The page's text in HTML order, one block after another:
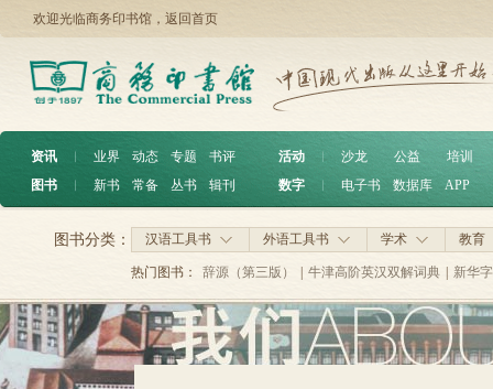
欢迎光临商务印书馆， 返回首页
资讯 ︱ 业界 动态 专题
书评
图书
︱ 新书 常备 丛书 辑刊
活动 沙龙 公益
培训
数字
电子书 数据库 APP
汉语工具书 外语工具书 学术 教育
图书分类：
热门图书： 辞源（第三版） 牛津高阶英汉双解词典 新华